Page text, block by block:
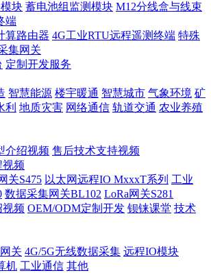
块 蓄电池组监测模块 M12分线盒与线束
端
算路由器 4G工业RTU远程遥测终端 特殊
集网关
定制开发服务
智慧能源 楼宇暖通 智慧城市 气象环境 矿
利 地质灾害 网络通信 轨道交通 农业养殖
介绍视频 售后技术支持视频
视频
关S475 以太网远程IO MxxxT系列 工业
数据采集网关BL102 LoRa网关S281
视频 OEM/ODM定制开发 钡铼课堂 技术
关 4G/5G无线数据采集 远程IO模块
机 工业通信 其他